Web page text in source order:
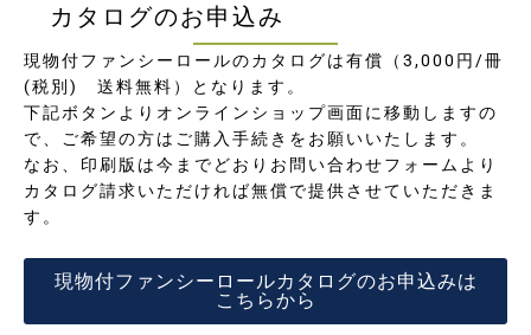
カタログのお申込み
現物付ファンシーロールのカタログは有償（3,000円/冊
(税別) 送料無料）となります。
下記ボタンよりオンラインショップ画面に移動しますの
で、ご希望の方はご購入手続きをお願いいたします。
なお、印刷版は今までどおりお問い合わせフォームより
カタログ請求いただければ無償で提供させていただきま
す。
現物付ファンシーロールカタログのお申込みは
こちらから